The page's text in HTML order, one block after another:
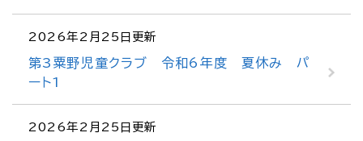
2026年2月25日更新
第3粟野児童クラブ 令和6年度 夏休み パ
ート1
2026年2月25日更新